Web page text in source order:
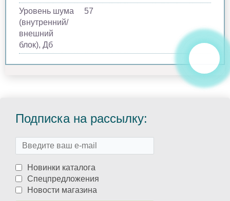
Уровень шума
(внутренний/
внешний
блок), Дб
57
Подписка на рассылку:
Новинки каталога
Спецпредложения
Новости магазина